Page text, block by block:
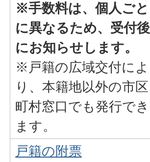
※手数料は、個人ごと
に異なるため、受付後
にお知らせします。
※戸籍の広域交付によ
り、本籍地以外の市区
町村窓口でも発行でき
ます。
戸籍の附票